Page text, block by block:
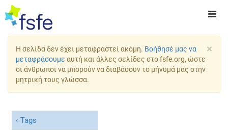
×
Η σελίδα δεν έχει μεταφραστεί ακόμη. Βοήθησέ μας να
μεταφράσουμε αυτή και άλλες σελίδες στο fsfe.org, ώστε
οι άνθρωποι να μπορούν να διαβάσουν το μήνυμά μας στην
μητρική τους γλώσσα.
Tags